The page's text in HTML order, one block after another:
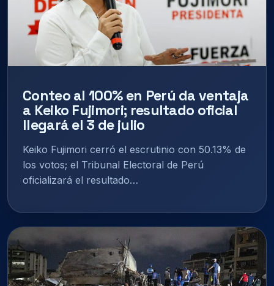
Conteo al 100% en Perú da ventaja
a Keiko Fujimori; resultado oficial
llegará el 3 de julio
Keiko Fujimori cerró el escrutinio con 50.13% de
los votos; el Tribunal Electoral de Perú
oficializará el resultado…